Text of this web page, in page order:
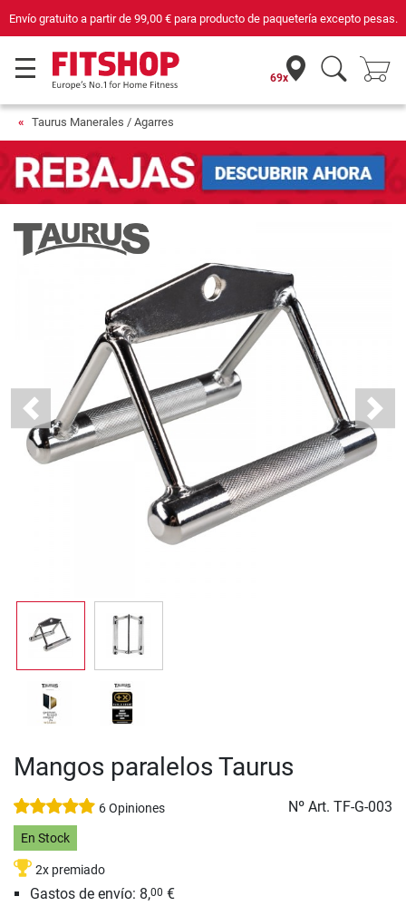
pesas. Compra con seguridad en Fitshop, comercio con sello de
69x
Taurus Manerales / Agarres
Previous Next
Mangos paralelos Taurus
6 Opiniones Nº Art. TF-G-003
En Stock
2x premiado
Gastos de envío: 8,00 €